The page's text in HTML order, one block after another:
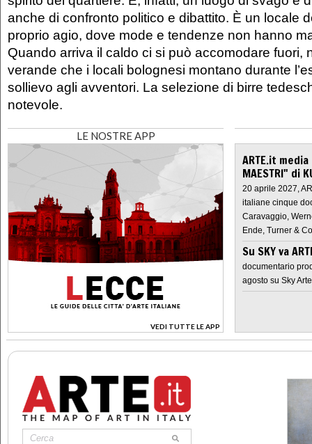
anche di confronto politico e dibattito. È un locale
proprio agio, dove mode e tendenze non hanno
Quando arriva il caldo ci si può accomodare fuori,
verande che i locali bolognesi montano durante
sollievo agli avventori. La selezione di birre
notevole.
LE NOSTRE APP
VEDI TUTTE LE APP
>
ARTE.it
MAESTRI" di
20 aprile 2027,
italiane cinque
Caravaggio,
Ende, Turner &
Su SKY va
documentario
agosto su Sky Arte